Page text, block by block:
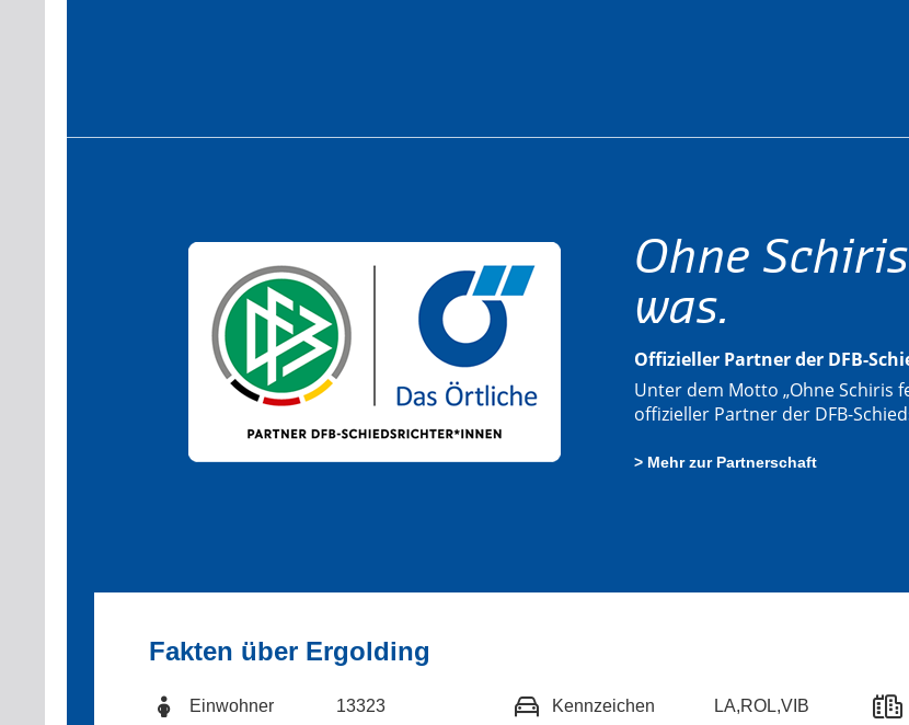
Ohne
was.
Offizieller Partner der DFB-
Unter dem Motto „Ohne Schiris
offizieller Partner der DFB-
> Mehr zur Partnerschaft
Fakten über Ergolding
Einwohner 13323 Kennzeichen LA,ROL,VIB